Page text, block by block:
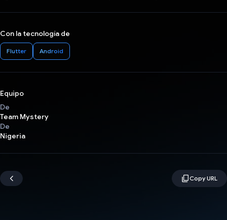
Con la tecnología de
Flutter Android
Equipo
De
Team Mystery
De
Nigeria